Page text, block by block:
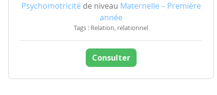
Psychomotricité de niveau Maternelle – Première
année
Tags : Relation, relationnel
Consulter